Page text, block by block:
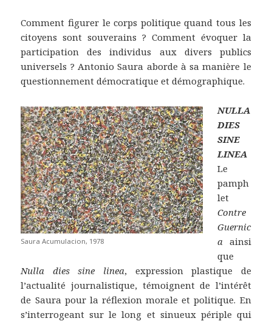
Comment figurer le corps politique quand tous les
citoyens sont souverains ? Comment évoquer la
participation des individus aux divers publics
universels ? Antonio Saura aborde à sa manière le
questionnement démocratique et démographique.
Saura Acumulacion, 1978
NULLA
DIES
SINE
LINEA
Le
pamph
let
Contre
Guernic
a ainsi
que
Nulla dies sine linea, expression plastique de
l’actualité journalistique, témoignent de l’intérêt
de Saura pour la réflexion morale et politique. En
s’interrogeant sur le long et sinueux périple qui